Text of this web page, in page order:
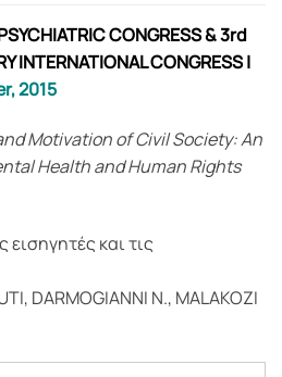
CONGRESS & 3rd
INTERNATIONAL CONGRESS|
2015
Motivation of Civil Society: An
Health and Human Rights
και τις
DARMOGIANNI N., MALAKOZI